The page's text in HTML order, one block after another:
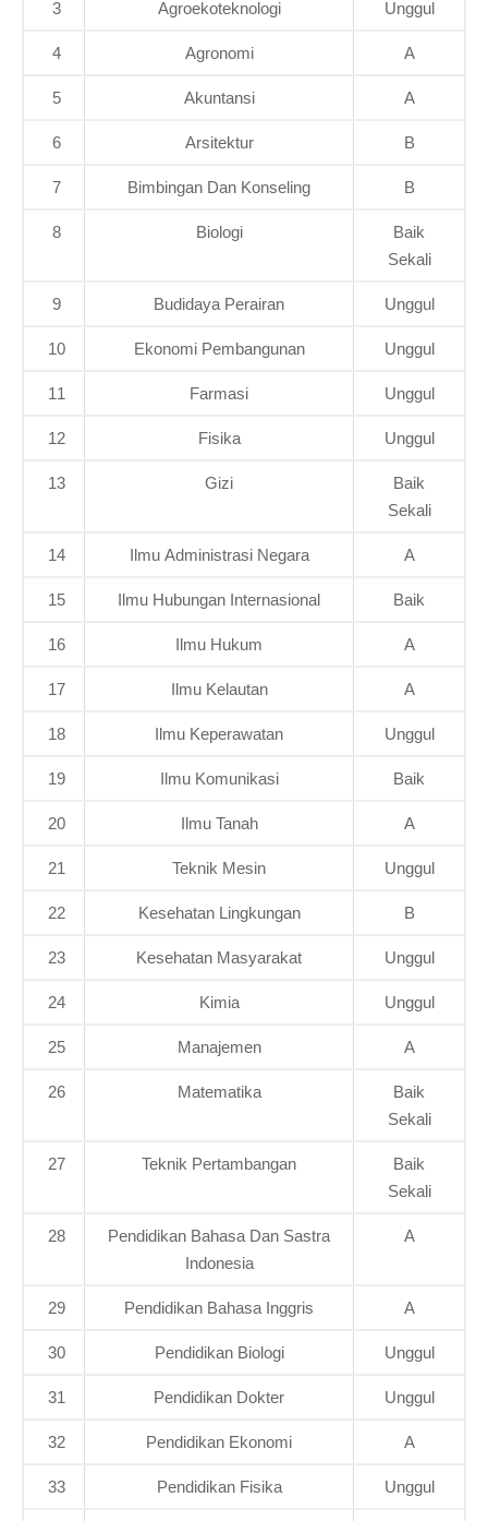
3 Agroekoteknologi Unggul
4 Agronomi A
5 Akuntansi A
6 Arsitektur B
7 Bimbingan Dan Konseling B
8 Biologi
Baik
Sekali
9 Budidaya Perairan Unggul
10 Ekonomi Pembangunan Unggul
11 Farmasi Unggul
12 Fisika Unggul
13 Gizi
Baik
Sekali
14 Ilmu Administrasi Negara A
15 Ilmu Hubungan Internasional Baik
16 Ilmu Hukum A
17 Ilmu Kelautan A
18 Ilmu Keperawatan Unggul
19 Ilmu Komunikasi Baik
20 Ilmu Tanah A
21 Teknik Mesin Unggul
22 Kesehatan Lingkungan B
23 Kesehatan Masyarakat Unggul
24 Kimia Unggul
25 Manajemen A
26 Matematika
Baik
Sekali
27 Teknik Pertambangan
Baik
Sekali
28
Pendidikan Bahasa Dan Sastra
Indonesia
A
29 Pendidikan Bahasa Inggris A
30 Pendidikan Biologi Unggul
31 Pendidikan Dokter Unggul
32 Pendidikan Ekonomi A
33 Pendidikan Fisika Unggul